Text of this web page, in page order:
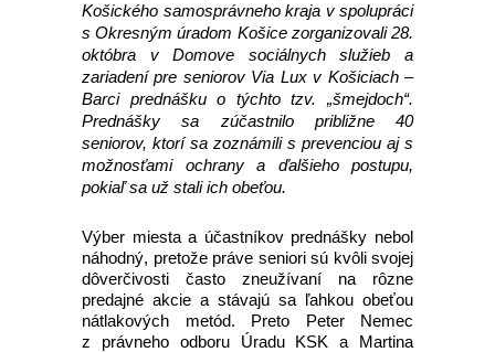
Košického samosprávneho kraja v spolupráci
s Okresným úradom Košice zorganizovali 28.
októbra v Domove sociálnych služieb a
zariadení pre seniorov Via Lux v Košiciach –
Barci prednášku o týchto tzv. „šmejdoch“.
Prednášky sa zúčastnilo približne 40
seniorov, ktorí sa zoznámili s prevenciou aj s
možnosťami ochrany a ďalšieho postupu,
pokiaľ sa už stali ich obeťou.
Výber miesta a účastníkov prednášky nebol
náhodný, pretože práve seniori sú kvôli svojej
dôverčivosti často zneužívaní na rôzne
predajné akcie a stávajú sa ľahkou obeťou
nátlakových metód. Preto Peter Nemec
z právneho odboru Úradu KSK a Martina